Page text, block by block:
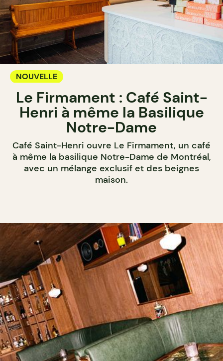
NOUVELLE
Le Firmament : Café Saint-
Henri à même la Basilique
Notre-Dame
Café Saint-Henri ouvre Le Firmament, un café
à même la basilique Notre-Dame de Montréal,
avec un mélange exclusif et des beignes
maison.